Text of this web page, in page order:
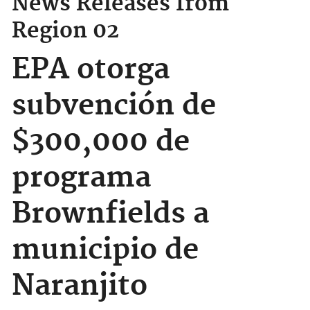
Region 02
EPA otorga
subvención de
$300,000 de
programa
Brownfields a
municipio de
Naranjito